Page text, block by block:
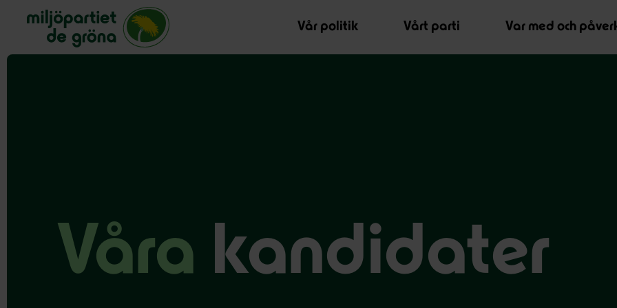
Miljöpartiet de gröna, startsida
Vår politik
Vårt parti Var med och
Våra kandidater